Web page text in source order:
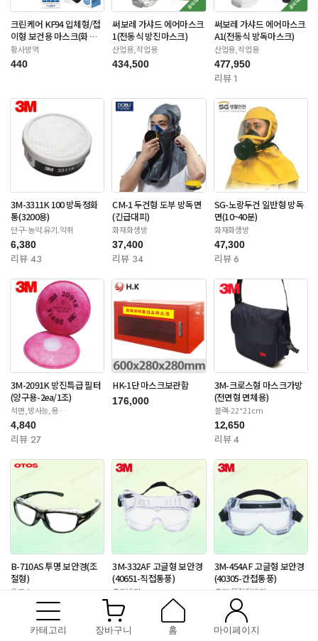
카테고리 장바구니 홈 마이페이지
크린케어 KF94 입체형/접
이형 보건용 마스크(화이
트/블랙-대형)
황사방역
440
써보레 가샤드 에어마스크
1(전동식 방진마스크)
산업용,작업용
434,500
써보레 가샤드 에어마스크
A1(전동식 방독마스크)
산업용,작업용
477,950
리뷰 1
3M-3311K 100 방독정화
통(3200용)
단구-농약.유기.악취
6,380
리뷰 43
CM-1 두건형 도부 방독면
(긴급대피)
화재화생방
37,400
리뷰 34
SG-노랑두건 일반형 방독
면(10~40분)
화재화생방
47,300
리뷰 6
3M-2091K 방진특급 필터
(양구용-2ea/1조)
석면,방사능,용
접-6000/65020/7000S
4,840
리뷰 27
HK-1단 마스크보관함
176,000
3M-크로스형 마스크가방
(전면형 면체용)
블랙-22*21cm
12,650
리뷰 4
B-710AS 투명 보안경(조
절형)
오토스
리뷰 175
3M-332AF 고글형 보안경
(40651-직접통풍)
충격방지
3,630
리뷰 9
3M-454AF 고글형 보안경
(40305-간접통풍)
충격/물질튐방지
14,300
리뷰 12